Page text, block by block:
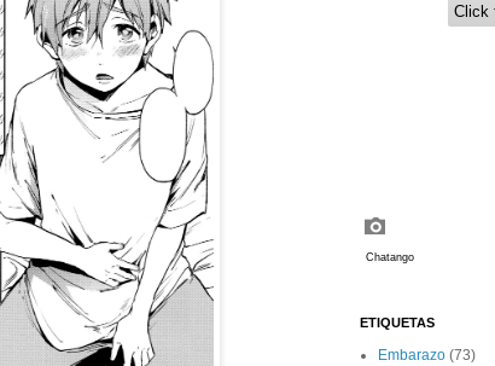
ETIQUETAS
Embarazo (73)